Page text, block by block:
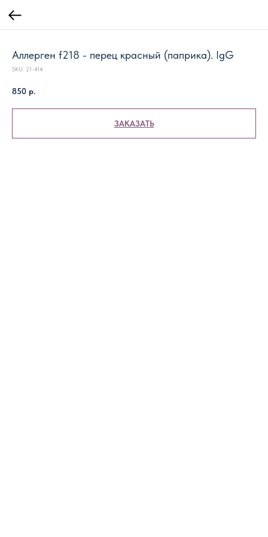
Аллерген f218 - перец красный (паприка). IgG
SKU: 21-414
850 р.
ЗАКАЗАТЬ